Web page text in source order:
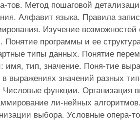
тов. Метод пошаговой
Алфавит языка. Правила
Изучение
Понятие программы и ее
типы данных. Понятие
имя, тип, значение. Поня-тие
в выражениях значений разных
Числовые функции. Организация
ли-нейных
выбора. Условные опера-